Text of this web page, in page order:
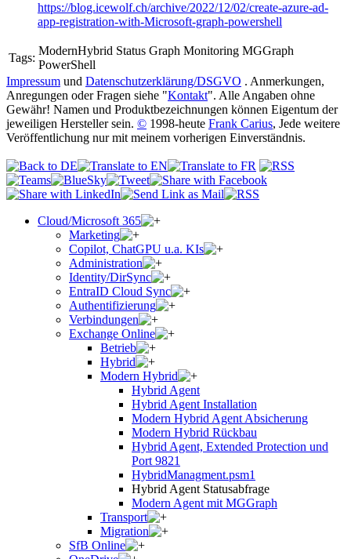
https://blog.icewolf.ch/archive/2022/12/02/create-azure-ad-
app-registration-with-Microsoft-graph-powershell
Tags:
ModernHybrid Status Graph Monitoring MGGraph
PowerShell
Impressum und Datenschutzerklärung/DSGVO . Anmerkungen,
Anregungen oder Fragen siehe "Kontakt". Alle Angaben ohne
Gewähr! Namen und Produktbezeichnungen können Eigentum der
jeweiligen Hersteller sein. © 1998-heute Frank Carius, Jede weitere
Veröffentlichung nur mit meinem vorherigen Einverständnis.
Cloud/Microsoft 365
Marketing
Copilot, ChatGPU u.a. KIs
Administration
Identity/DirSync
EntraID Cloud Sync
Authentifizierung
Verbindungen
Exchange Online
Betrieb
Hybrid
Modern Hybrid
Hybrid Agent
Hybrid Agent Installation
Modern Hybrid Agent Absicherung
Modern Hybrid Rückbau
Hybrid Agent, Extended Protection und
Port 9821
HybridManagment.psm1
Hybrid Agent Statusabfrage
Modern Agent mit MGGraph
Transport
Migration
SfB Online